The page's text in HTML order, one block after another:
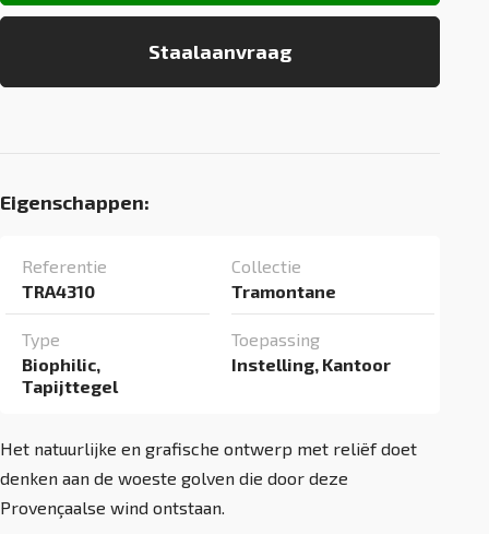
Staalaanvraag
Eigenschappen:
Referentie
TRA4310
Collectie
Tramontane
Type
Biophilic,
Tapijttegel
Toepassing
Instelling, Kantoor
Het natuurlijke en grafische ontwerp met reliëf doet
denken aan de woeste golven die door deze
Provençaalse wind ontstaan.